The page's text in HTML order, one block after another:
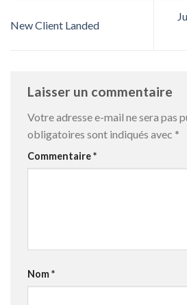
New Client Landed
Laisser un commentaire
Votre adresse e-mail ne sera pas
obligatoires sont indiqués avec *
Commentaire*
Nom*